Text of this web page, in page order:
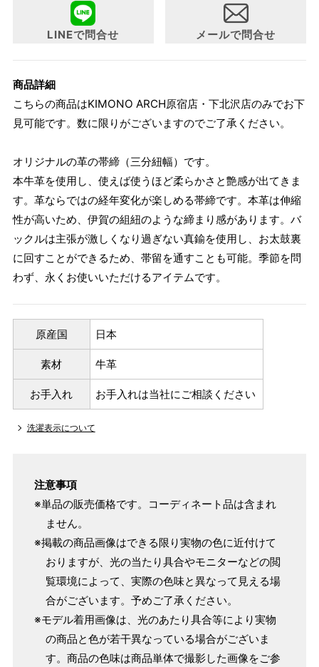
LINEで問合せ メールで問合せ
商品詳細
こちらの商品はKIMONO ARCH原宿店・下北沢店のみでお下
見可能です。数に限りがございますのでご了承ください。
オリジナルの革の帯締（三分紐幅）です。
本牛革を使用し、使えば使うほど柔らかさと艶感が出てきま
す。革ならではの経年変化が楽しめる帯締です。本革は伸縮
性が高いため、伊賀の組紐のような締まり感があります。バ
ックルは主張が激しくなり過ぎない真鍮を使用し、お太鼓裏
に回すことができるため、帯留を通すことも可能。季節を問
わず、永くお使いいただけるアイテムです。
原産国 日本
素材 牛革
お手入れ お手入れは当社にご相談ください
洗濯表示について
注意事項
※単品の販売価格です。コーディネート品は含まれ
ません。
※掲載の商品画像はできる限り実物の色に近付けて
おりますが、光の当たり具合やモニターなどの閲
覧環境によって、実際の色味と異なって見える場
合がございます。予めご了承ください。
※モデル着用画像は、光のあたり具合等により実物
の商品と色が若干異なっている場合がございま
す。商品の色味は商品単体で撮影した画像をご参